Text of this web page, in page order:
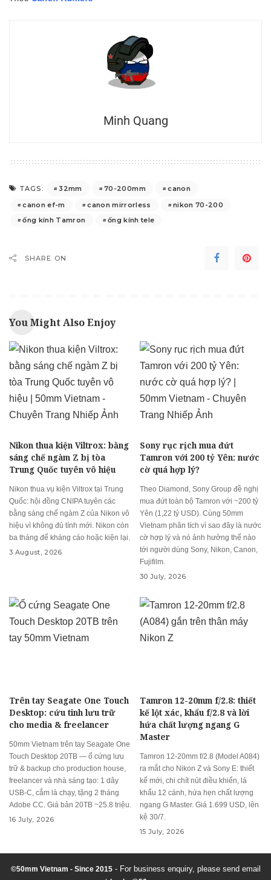
Minh Quang
TAGS: 32mm 70-200mm
canon
canon ef-m
canon mirrorless
nikon 70-200
ống kính Tamron
ống kính tele
SHARE ON
You Might Also Enjoy
Nikon thua kiện Viltrox: bằng
sáng chế ngàm Z bị tòa
Trung Quốc tuyên vô hiệu
Nikon thua vụ kiện Viltrox tại Trung
Quốc: hội đồng CNIPA tuyên các
bằng sáng chế ngàm Z của Nikon vô
hiệu vì không đủ tính mới. Nikon còn
ba tháng để kháng cáo hoặc kiện lại.
3 August, 2026
Sony rục rịch mua đứt
Tamron với 200 tỷ Yên: nước
cờ quá hợp lý?
Theo Diamond, Sony Group đề nghị
mua đứt toàn bộ Tamron với ~200 tỷ
Yên (1,22 tỷ USD). Cùng 50mm
Vietnam phân tích vì sao đây là nước
cờ hợp lý và nó ảnh hưởng thế nào
tới người dùng Sony, Nikon, Canon,
Fujifilm.
30 July, 2026
Trên tay Seagate One Touch
Desktop: cứu tinh lưu trữ
cho media & freelancer
50mm Vietnam trên tay Seagate One
Touch Desktop 20TB — ổ cứng lưu
trữ & backup cho production house,
freelancer và nhà sáng tạo: 1 dây
USB-C, cắm là chạy, tặng 2 tháng
Adobe CC. Giá bản 20TB ~25.8 triệu.
16 July, 2026
Tamron 12-20mm f/2.8: thiết
kế lột xác, khẩu f/2.8 và lời
hứa chất lượng ngang G
Master
Tamron 12-20mm f/2.8 (Model A084)
ra mắt cho Nikon Z và Sony E: thiết
kế mới, chi chít nút điều khiển, lá
khẩu 12 cánh, hứa hẹn chất lượng
ngang G Master. Giá 1.699 USD, lên
kệ 30/7.
15 July, 2026
©50mm Vietnam - Since 2015- For business enquiry, please send email